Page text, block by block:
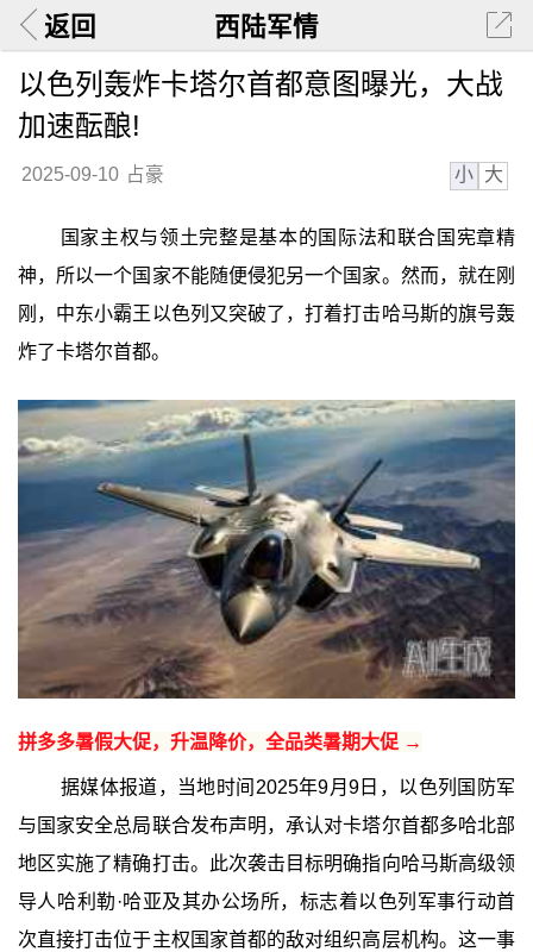
返回 西陆军情
以色列轰炸卡塔尔首都意图曝光，大战
加速酝酿!
2025-09-10 占豪 小 大
国家主权与领土完整是基本的国际法和联合国宪章精
神，所以一个国家不能随便侵犯另一个国家。然而，就在刚
刚，中东小霸王以色列又突破了，打着打击哈马斯的旗号轰
炸了卡塔尔首都。
拼多多暑假大促，升温降价，全品类暑期大促 →
据媒体报道，当地时间2025年9月9日，以色列国防军
与国家安全总局联合发布声明，承认对卡塔尔首都多哈北部
地区实施了精确打击。此次袭击目标明确指向哈马斯高级领
导人哈利勒·哈亚及其办公场所，标志着以色列军事行动首
次直接打击位于主权国家首都的敌对组织高层机构。这一事